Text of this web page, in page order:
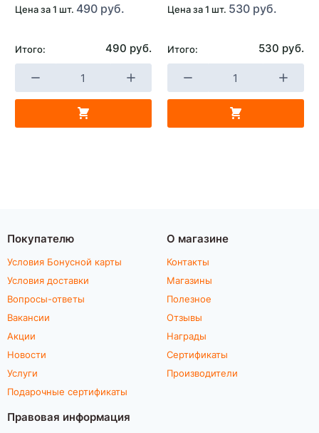
Цена за 1 шт. 490 руб.
Итого: 490 руб.
Цена за 1 шт. 530 руб.
Итого: 530 руб.
Покупателю
Условия Бонусной карты
Условия доставки
Вопросы-ответы
Вакансии
Акции
Новости
Услуги
Подарочные сертификаты
О магазине
Контакты
Магазины
Полезное
Отзывы
Награды
Сертификаты
Производители
Правовая информация